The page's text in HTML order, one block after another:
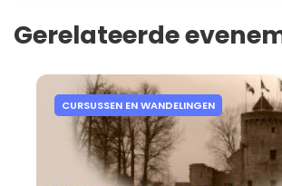
Gerelateerde
CURSUSSEN EN WANDELINGEN